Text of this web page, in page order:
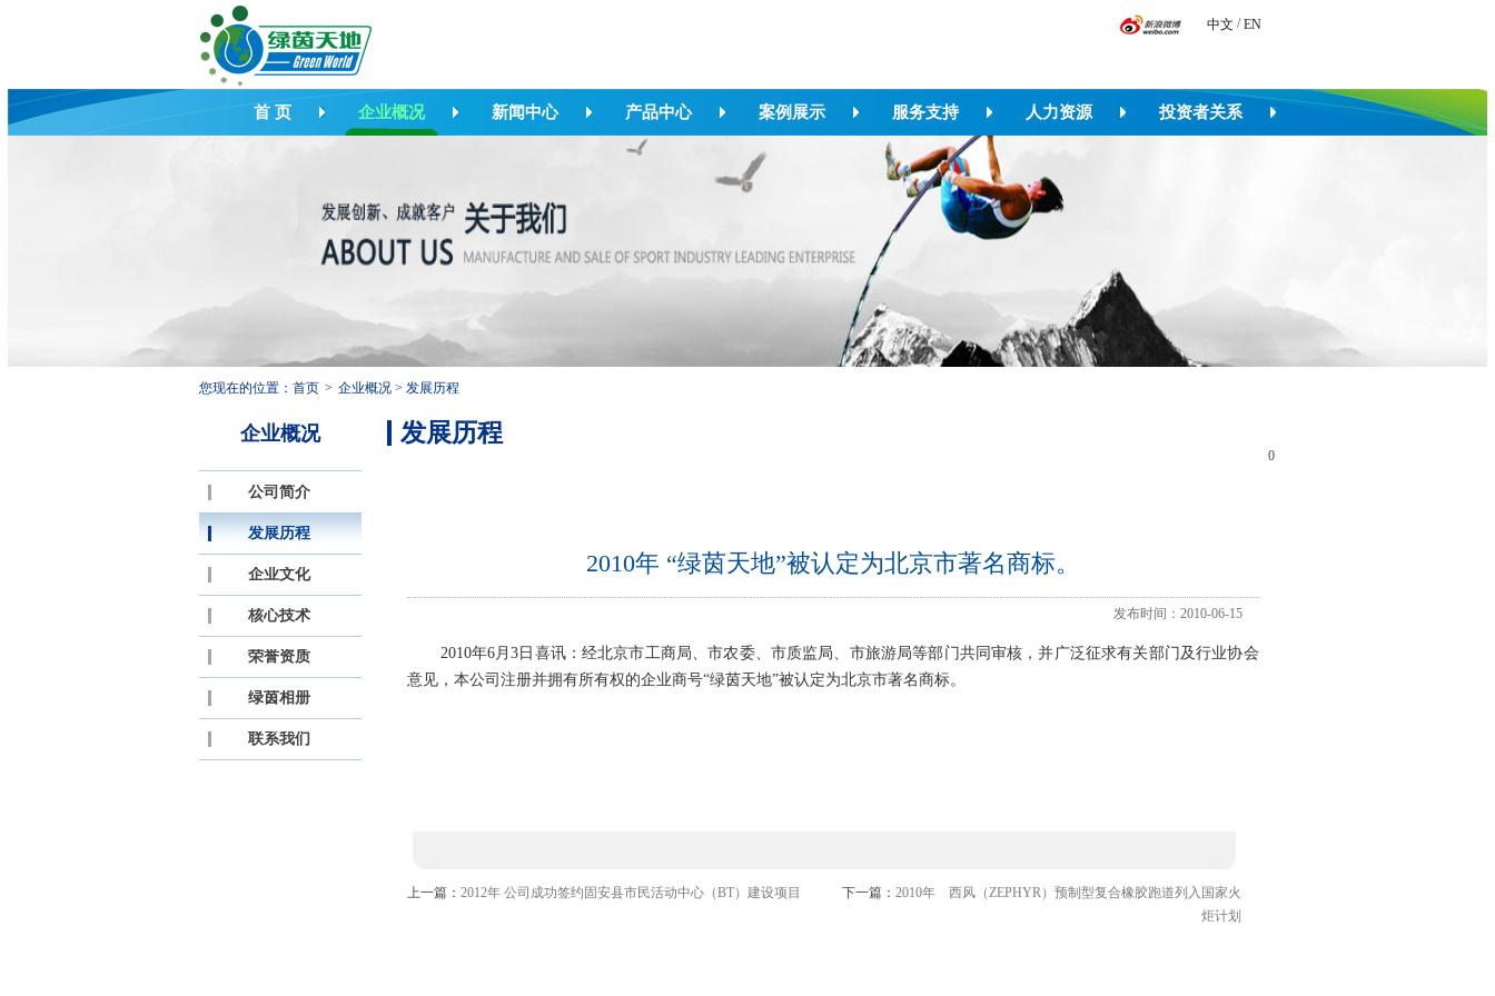
中文 /EN
首 页 企业概况 新闻中心 产品中心 案例展示 服务支持 人力资源 投资者关系
您现在的位置： 首页 > 企业概况> 发展历程
企业概况
公司简介
发展历程
企业文化
核心技术
荣誉资质
绿茵相册
联系我们
发展历程
0
2010年 “绿茵天地”被认定为北京市著名商标。
发布时间：2010-06-15
2010年6月3日喜讯：经北京市工商局、市农委、市质监局、市旅游局等部门共同审核，并广泛征求有关部门及行业协会
意见，本公司注册并拥有所有权的企业商号“绿茵天地”被认定为北京市著名商标。
上一篇：2012年 公司成功签约固安县市民活动中心（BT）建设项目 下一篇：2010年 西风（ZEPHYR）预制型复合橡胶跑道列入国家火
炬计划